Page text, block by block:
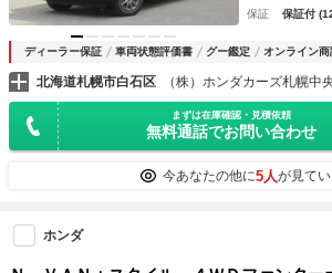
保証
保証付
ディーラー保証 車両状態評価書 グー鑑定 オンライン商
北海道札幌市白石区 （株）ホンダカーズ札幌
まずは在庫確認・見積依頼
無料通話でお問い合わせ
今あなたの他に5人が見て
ホンダ